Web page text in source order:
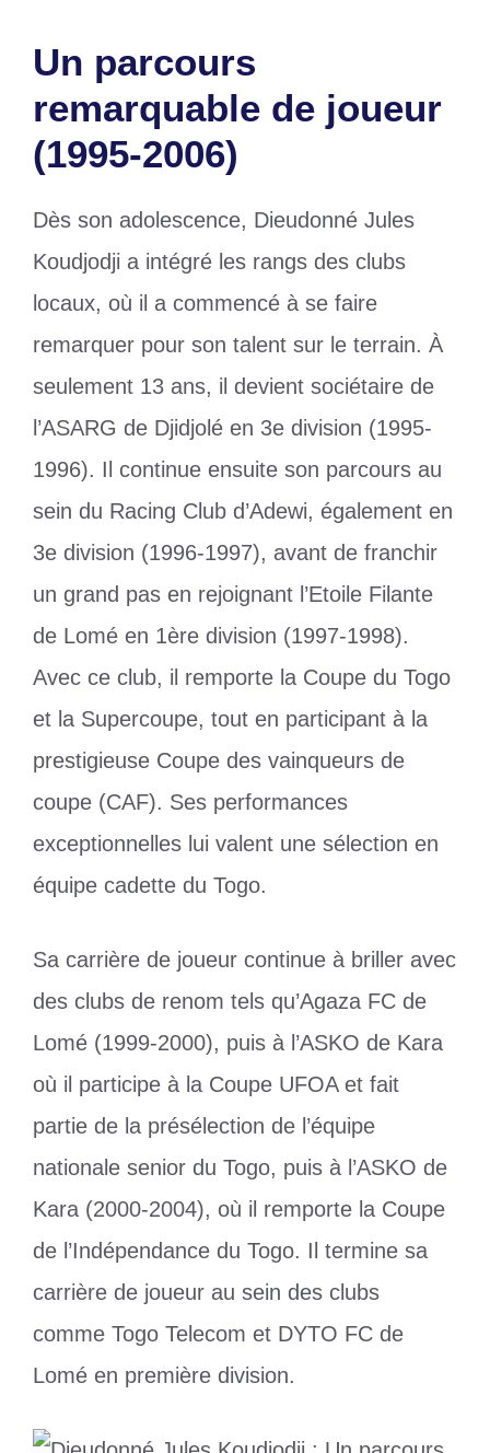
Un parcours
remarquable de joueur
(1995-2006)
Dès son adolescence, Dieudonné Jules
Koudjodji a intégré les rangs des clubs
locaux, où il a commencé à se faire
remarquer pour son talent sur le terrain. À
seulement 13 ans, il devient sociétaire de
l’ASARG de Djidjolé en 3e division (1995-
1996). Il continue ensuite son parcours au
sein du Racing Club d’Adewi, également en
3e division (1996-1997), avant de franchir
un grand pas en rejoignant l’Etoile Filante
de Lomé en 1ère division (1997-1998).
Avec ce club, il remporte la Coupe du Togo
et la Supercoupe, tout en participant à la
prestigieuse Coupe des vainqueurs de
coupe (CAF). Ses performances
exceptionnelles lui valent une sélection en
équipe cadette du Togo.
Sa carrière de joueur continue à briller avec
des clubs de renom tels qu’Agaza FC de
Lomé (1999-2000), puis à l’ASKO de Kara
où il participe à la Coupe UFOA et fait
partie de la présélection de l’équipe
nationale senior du Togo, puis à l’ASKO de
Kara (2000-2004), où il remporte la Coupe
de l’Indépendance du Togo. Il termine sa
carrière de joueur au sein des clubs
comme Togo Telecom et DYTO FC de
Lomé en première division.